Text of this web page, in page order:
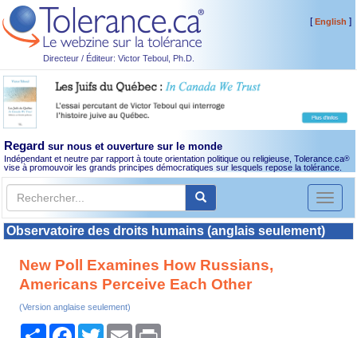
Directeur / Éditeur: Victor Teboul, Ph.D.
[English ]
Regard sur nous et ouverture sur le monde
Indépendant et neutre par rapport à toute orientation politique ou religieuse, Tolerance.ca®
vise à promouvoir les grands principes démocratiques sur lesquels repose la tolérance.
Toggle
Observatoire des droits humains (anglais seulement)
New Poll Examines How Russians,
Americans Perceive Each Other
(Version anglaise seulement)
PartagerFacebook
TwitterEmail